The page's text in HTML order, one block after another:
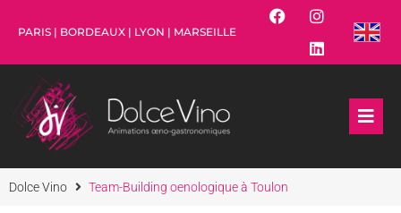
PARIS | BORDEAUX | LYON | MARSEILLE
Dolce Vino Team-Building oenologique à Toulon